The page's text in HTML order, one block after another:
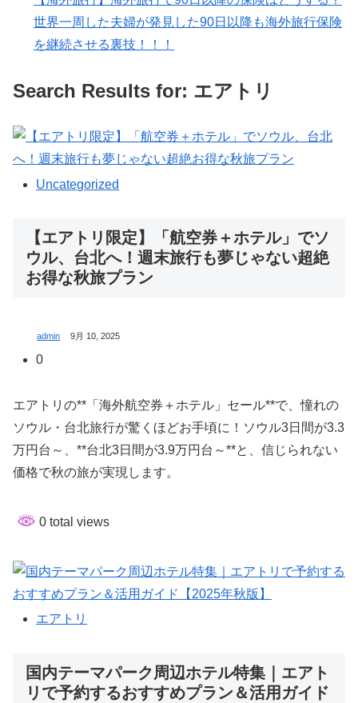
世界一周した夫婦が発見した90日以降も海外旅行保険
を継続させる裏技！！！
Search Results for: エアトリ
Uncategorized
【エアトリ限定】「航空券＋ホテル」でソ
ウル、台北へ！週末旅行も夢じゃない超絶
お得な秋旅プラン
admin 9月 10, 2025
0
エアトリの**「海外航空券＋ホテル」セール**で、憧れの
ソウル・台北旅行が驚くほどお手頃に！ソウル3日間が3.3
万円台～、**台北3日間が3.9万円台～**と、信じられない
価格で秋の旅が実現します。
0 total views
エアトリ
国内テーマパーク周辺ホテル特集｜エアト
リで予約するおすすめプラン＆活用ガイド